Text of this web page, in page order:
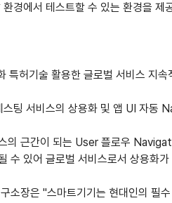
경에서 테스트할 수 있는 환경을
특허기술 활용한 글로벌 서비스 지속
팅 서비스의 상용화 및 앱 UI 자동
의 근간이 되는 User 플로우
수 있어 글로벌 서비스로서 상용화가
소장은 "스마트기기는 현대인의 필